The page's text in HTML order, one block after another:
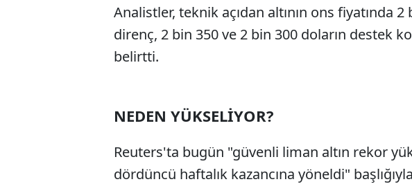
Analistler, teknik açıdan altının ons fiyatında
direnç, 2 bin 350 ve 2 bin 300 doların destek
belirtti.
NEDEN YÜKSELİYOR?
Reuters'ta bugün "güvenli liman altın rekor
dördüncü haftalık kazancına yöneldi"